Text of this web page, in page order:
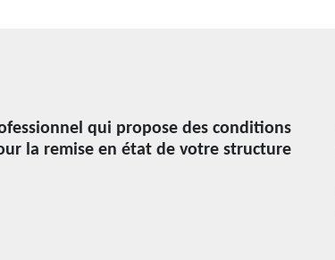
qui propose des conditions
la remise en état de votre structure